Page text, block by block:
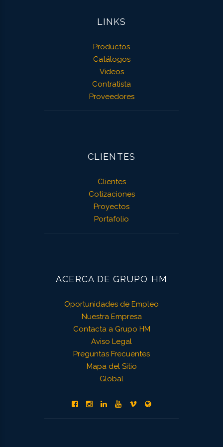
LINKS
Productos
Catálogos
Videos
Contratista
Proveedores
CLIENTES
Clientes
Cotizaciones
Proyectos
Portafolio
ACERCA DE GRUPO HM
Oportunidades de Empleo
Nuestra Empresa
Contacta a Grupo HM
Aviso Legal
Preguntas Frecuentes
Mapa del Sitio
Global